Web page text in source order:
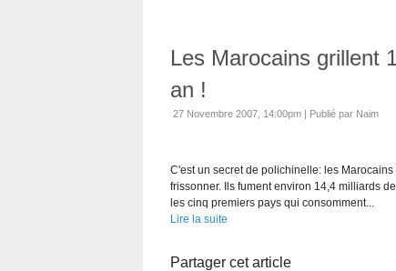
Les Marocains grillent
an !
27 Novembre 2007, 14:00pm | Publié par Naim
C'est un secret de polichinelle: les
frissonner. Ils fument environ 14,4 milliards
les cinq premiers pays qui consomment...
Lire la suite
Partager cet article